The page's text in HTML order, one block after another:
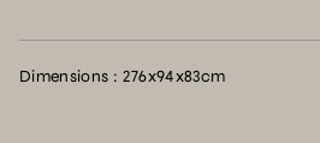
Dimensions : 276x94x83cm